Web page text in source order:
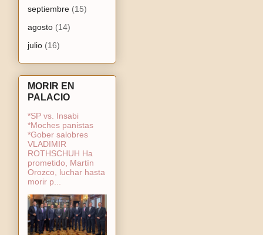
septiembre (15)
agosto (14)
julio (16)
MORIR EN
PALACIO
*SP vs. Insabi
*Moches panistas
*Gober salobres
VLADIMIR
ROTHSCHUH Ha
prometido, Martín
Orozco, luchar hasta
morir p...